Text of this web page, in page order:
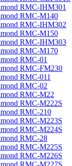
RMC-IHM301
RMC-M140
RMC-IHM302
RMC-M150
RMC-IHM303
RMC-M170
RMC-01
RMC-FM230
RMC-011
RMC-02
RMC-M22
RMC-M222S
RMC-210
RMC-M223S
RMC-M224S
RMC-28
RMC-M225S
RMC-M226S
RMC-M227S